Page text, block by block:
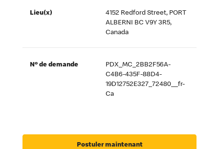
Lieu(x)
4152 Redford Street, PORT
ALBERNI BC V9Y 3R5,
Canada
Nº de demande
PDX_MC_2BB2F56A-
C4B6-435F-88D4-
19D12752E327_72480__fr-
Ca
Postuler maintenant